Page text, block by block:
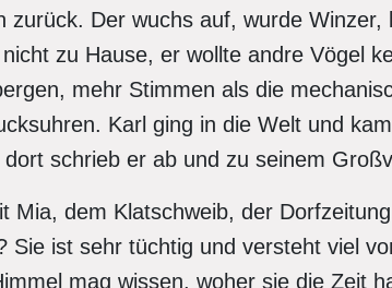
zurück. Der wuchs auf, wurde Winzer,
zu Hause, er wollte andre Vögel
mehr Stimmen als die
Karl ging in die Welt und
dort schrieb er ab und zu seinem
Mia, dem Klatschweib, der
Sie ist sehr tüchtig und versteht viel
mag wissen, woher sie die Zeit